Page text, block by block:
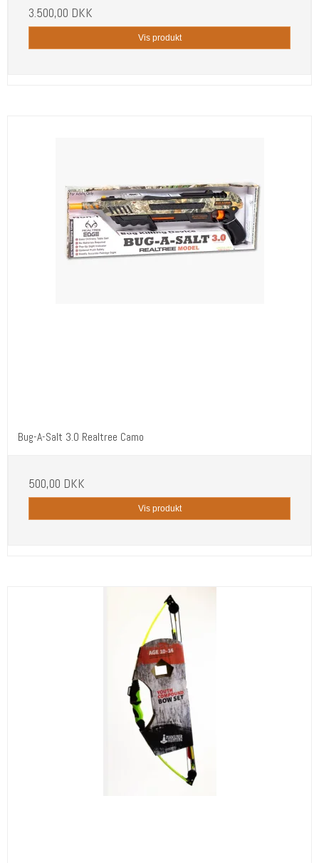
3.500,00 DKK
Vis produkt
Bug-A-Salt 3.0 Realtree Camo
500,00 DKK
Vis produkt